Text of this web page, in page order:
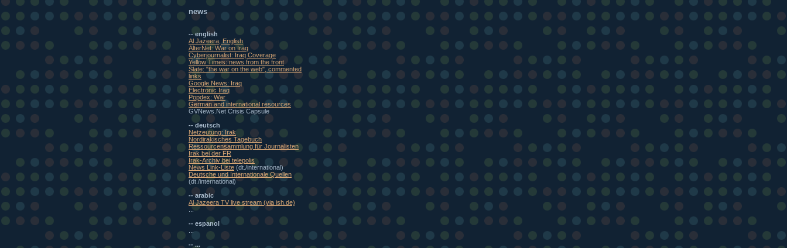
news
-- english
Al Jazeera, English
AlterNet: War on Iraq
Cyberjournalist: Iraq Coverage
Yellow Times: news from the front
Slate: "the war on the web", commented
links
Google News: Iraq
Electronic Iraq
Popdex: War
German and international resources
GVNews.Net Crisis Capsule
-- deutsch
Netzeutung: Irak
Nordirakisches Tagebuch
Ressourcensammlung für Journalisten
Irak bei der FR
Irak-Archiv bei telepolis
News Link-Liste (dt./international)
Deutsche und Internationale Quellen
(dt./international)
-- arabic
Al Jazeera TV live stream (via ish.de)
-- espanol
-- ...